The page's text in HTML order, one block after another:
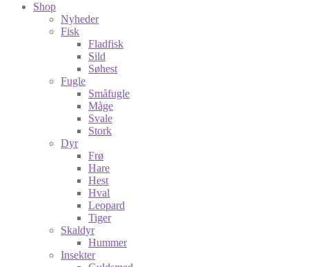
Shop
Nyheder
Fisk
Fladfisk
Sild
Søhest
Fugle
Småfugle
Måge
Svale
Stork
Dyr
Frø
Hare
Hest
Hval
Leopard
Tiger
Skaldyr
Hummer
Insekter